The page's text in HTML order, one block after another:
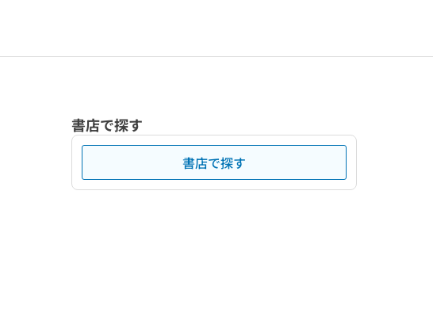
書店で探す
書店で探す